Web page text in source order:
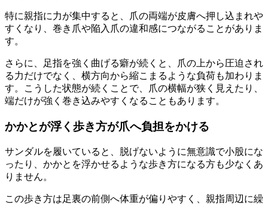
特に親指に力が集中すると、爪の両端が皮膚へ押し込まれや
すくなり、巻き爪や陥入爪の違和感につながることがありま
す。
さらに、足指を強く曲げる癖が続くと、爪の上から圧迫され
る力だけでなく、横方向から縮こまるような負荷も加わりま
す。こうした状態が続くことで、爪の横幅が狭く見えたり、
端だけが強く巻き込みやすくなることもあります。
かかとが浮く歩き方が爪へ負担をかける
サンダルを履いていると、脱げないように無意識で小股にな
ったり、かかとを浮かせるような歩き方になる方も少なくあ
りません。
この歩き方は足裏の前側へ体重が偏りやすく、親指周辺に繰